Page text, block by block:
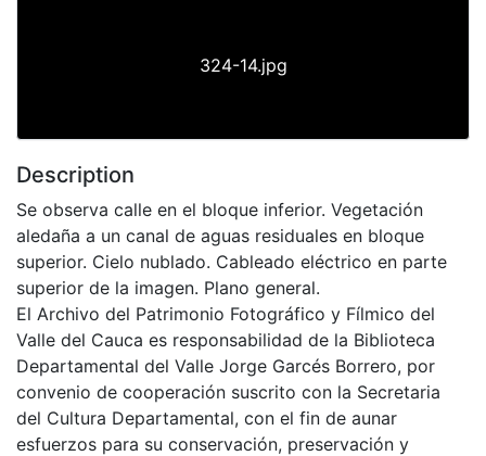
324-14.jpg
Description
Se observa calle en el bloque inferior. Vegetación
aledaña a un canal de aguas residuales en bloque
superior. Cielo nublado. Cableado eléctrico en parte
superior de la imagen. Plano general.
El Archivo del Patrimonio Fotográfico y Fílmico del
Valle del Cauca es responsabilidad de la Biblioteca
Departamental del Valle Jorge Garcés Borrero, por
convenio de cooperación suscrito con la Secretaria
del Cultura Departamental, con el fin de aunar
esfuerzos para su conservación, preservación y